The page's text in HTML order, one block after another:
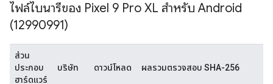
ไฟล์ไบนารีของ Pixel 9 Pro XL สำหรับ Android
(12990991)
ส่วน
ประกอบ
ฮาร์ดแวร์
บริษัท ดาวน์โหลด ผลรวมตรวจสอบ SHA-256